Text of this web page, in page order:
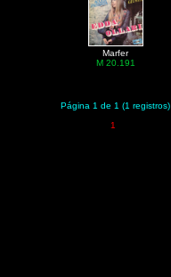
Marfer
M 20.191
Página 1 de 1 (1 registros)
1